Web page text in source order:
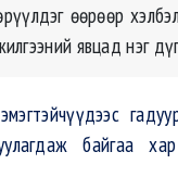
өөрөөр
явцад нэг
байгаа